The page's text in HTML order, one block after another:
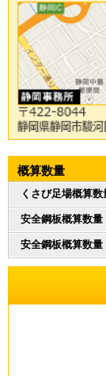
概算数量
くさび足場概算数
安全鋼板概算数量
安全鋼板概算数量